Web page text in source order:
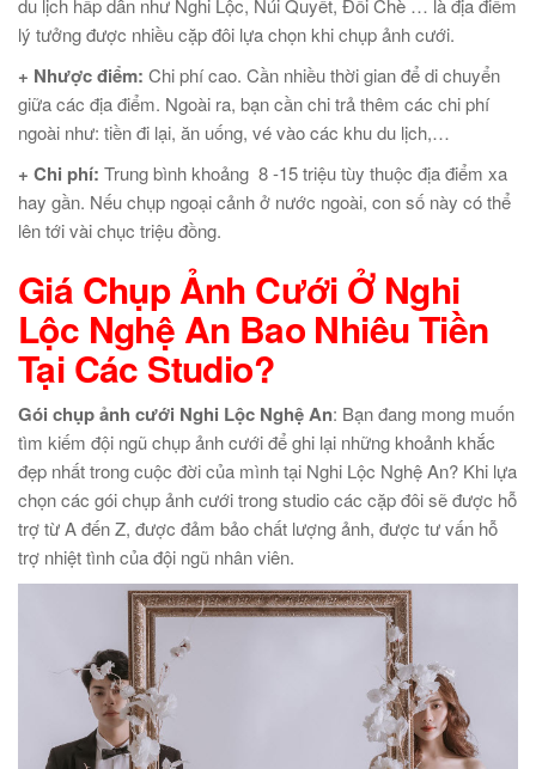
du lịch hấp dẫn như Nghi Lộc, Núi Quyết, Đồi Chè … là địa điểm
lý tưởng được nhiều cặp đôi lựa chọn khi chụp ảnh cưới.
+ Nhược điểm: Chi phí cao. Cần nhiều thời gian để di chuyển
giữa các địa điểm. Ngoài ra, bạn cần chi trả thêm các chi phí
ngoài như: tiền đi lại, ăn uống, vé vào các khu du lịch,…
+ Chi phí: Trung bình khoảng 8 -15 triệu tùy thuộc địa điểm xa
hay gần. Nếu chụp ngoại cảnh ở nước ngoài, con số này có thể
lên tới vài chục triệu đồng.
Giá Chụp Ảnh Cưới Ở Nghi
Lộc Nghệ An Bao Nhiêu Tiền
Tại Các Studio?
Gói chụp ảnh cưới Nghi Lộc Nghệ An: Bạn đang mong muốn
tìm kiếm đội ngũ chụp ảnh cưới để ghi lại những khoảnh khắc
đẹp nhất trong cuộc đời của mình tại Nghi Lộc Nghệ An? Khi lựa
chọn các gói chụp ảnh cưới trong studio các cặp đôi sẽ được hỗ
trợ từ A đến Z, được đảm bảo chất lượng ảnh, được tư vấn hỗ
trợ nhiệt tình của đội ngũ nhân viên.